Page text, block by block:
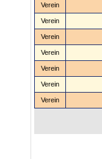
Verein
Verein
Verein
Verein
Verein
Verein
Verein